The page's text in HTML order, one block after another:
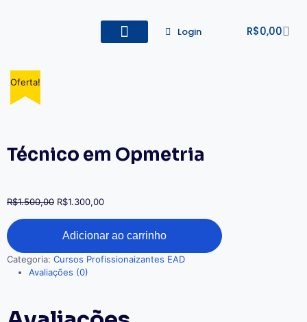
Login R$0,00
Oferta!
Técnico em Opmetria
R$1.500,00 R$1.300,00
Adicionar ao carrinho
Categoria: Cursos Profissionaizantes EAD
Avaliações (0)
Oferta!
Oferta!
Oferta!
Oferta!